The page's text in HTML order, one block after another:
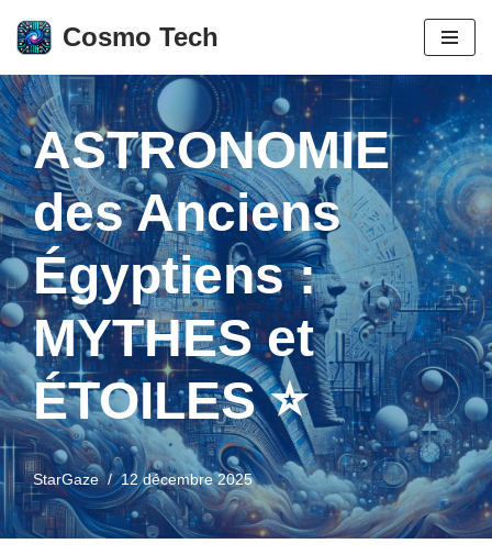
Aller
au
contenu
Cosmo Tech
ASTRONOMIE
des Anciens
Égyptiens :
MYTHES et
ÉTOILES ⭐
StarGaze 12 décembre 2025